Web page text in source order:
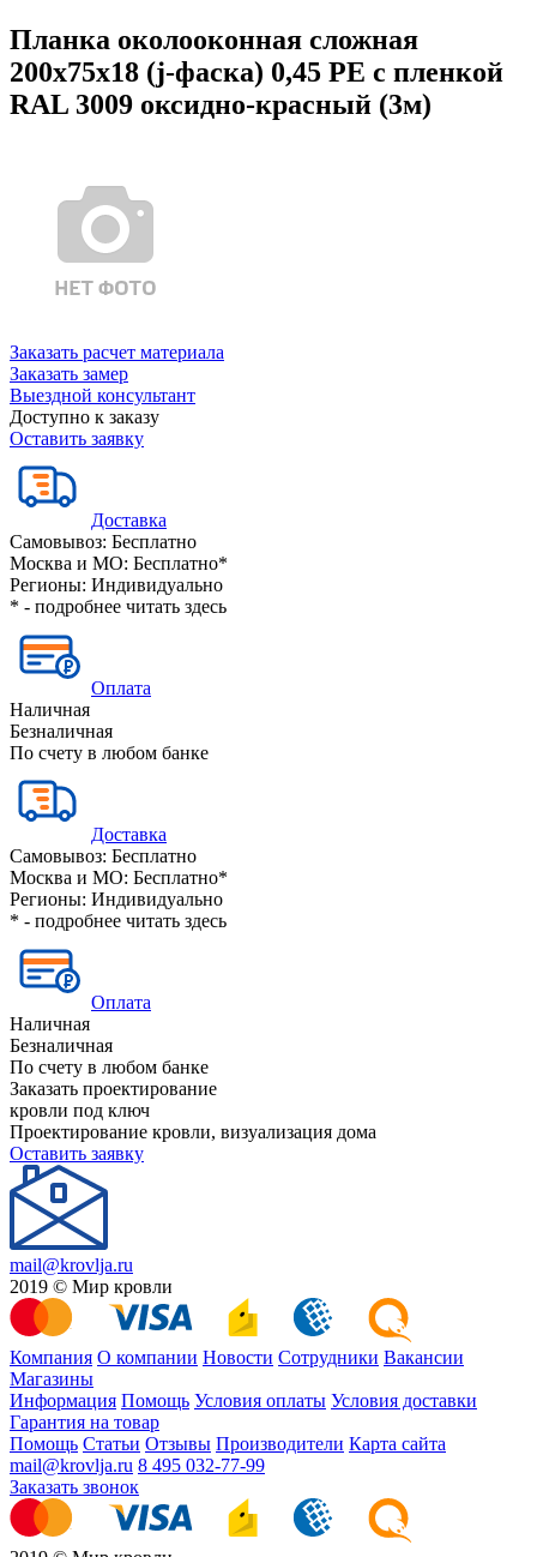
Планка околооконная сложная
200х75х18 (j-фаска) 0,45 PE с пленкой
RAL 3009 оксидно-красный (3м)
Заказать расчет материала
Заказать замер
Выездной консультант
Доступно к заказу
Оставить заявку
Доставка
Самовывоз: Бесплатно
Москва и МО: Бесплатно*
Регионы: Индивидуально
* - подробнее читать здесь
Оплата
Наличная
Безналичная
По счету в любом банке
Доставка
Самовывоз: Бесплатно
Москва и МО: Бесплатно*
Регионы: Индивидуально
* - подробнее читать здесь
Оплата
Наличная
Безналичная
По счету в любом банке
Заказать проектирование
кровли под ключ
Проектирование кровли, визуализация дома
Оставить заявку
mail@krovlja.ru
2019 © Мир кровли
Компания О компании Новости Сотрудники Вакансии
Магазины
Информация Помощь Условия оплаты Условия доставки
Гарантия на товар
Помощь Статьи Отзывы Производители Карта сайта
mail@krovlja.ru 8 495 032-77-99
Заказать звонок